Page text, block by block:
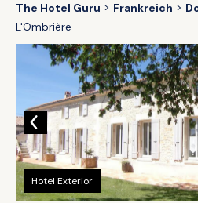
The Hotel Guru Frankreich
L'Ombrière
Hotel Exterior